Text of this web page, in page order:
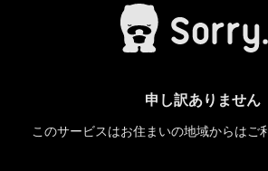
申し訳ありません
このサービスはお住まいの地域からはご